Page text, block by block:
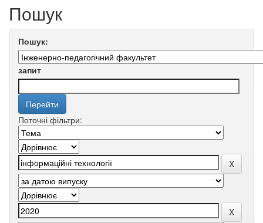
Пошук
Пошук:
запит
Поточні фільтри: